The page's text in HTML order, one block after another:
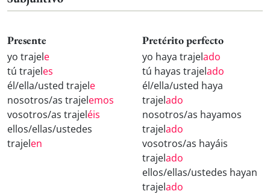
Presente
yo trajele
tú trajeles
él/ella/usted trajele
nosotros/as trajelemos
vosotros/as trajeléis
ellos/ellas/ustedes
trajelen
Pretérito perfecto
yo haya trajelado
tú hayas trajelado
él/ella/usted haya
trajelado
nosotros/as hayamos
trajelado
vosotros/as hayáis
trajelado
ellos/ellas/ustedes hayan
trajelado